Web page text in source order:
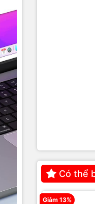
Có thể
Giảm 13%